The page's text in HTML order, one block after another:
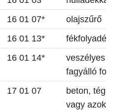
16 01 07*
olajszűrő
16 01 13*
fékfolyadék
16 01 14*
veszélyes
fagyálló
17 01 07
beton,
vagy azok